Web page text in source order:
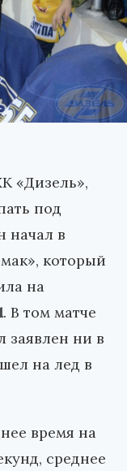
«Дизель»,
под
начал в
который
на
. В том матче
заявлен ни в
на лед в
время на
среднее